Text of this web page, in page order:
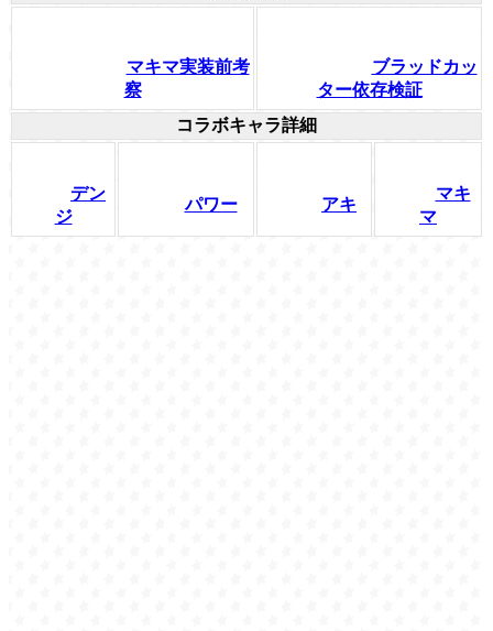
マキマ実装前考
察
ブラッドカッ
ター依存検証
コラボキャラ詳細
デン
ジ
パワー アキ
マキ
マ